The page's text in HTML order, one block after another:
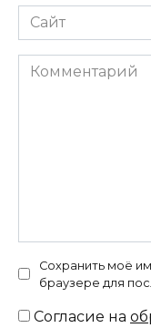
Сайт
Комментарий
Сохранить моё
браузере для
Согласие на